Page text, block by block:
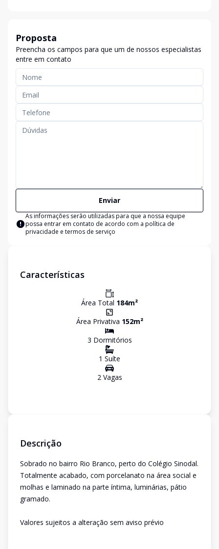
Proposta
Preencha os campos para que um de nossos especialistas
entre em contato
Enviar
As informações serão utilizadas para que a nossa equipe
possa entrar em contato de acordo com a política de
privacidade e termos de serviço
Características
Área Total 184m²
Área Privativa 152m²
3 Dormitórios
1 Suíte
2Vagas
Descrição
Sobrado no bairro Rio Branco, perto do Colégio Sinodal.
Totalmente acabado, com porcelanato na área social e
molhas e laminado na parte íntima, luminárias, pátio
gramado.
Valores sujeitos a alteração sem aviso prévio